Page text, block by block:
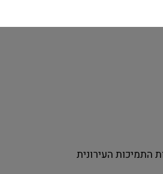
התמיכות העירונית